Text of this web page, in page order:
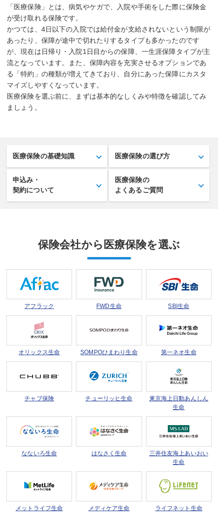
「医療保険」とは、病気やケガで、入院や手術をした際に保険金
が受け取れる保険です。
かつては、4日以下の入院では給付金が支給されないという制限が
あったり、保障が途中で切れたりするタイプも多かったのです
が、現在は日帰り・入院1日目からの保障、一生涯保障タイプが主
流となっています。また、保障内容を充実させるオプションであ
る「特約」の種類が増えてきており、自分にあった保障にカスタ
マイズしやすくなっています。
医療保険を選ぶ前に、まずは基本的なしくみや特徴を確認してみ
ましょう。
医療保険の基礎知識 医療保険の選び方
申込み・
契約について
医療保険の
よくあるご質問
保険会社から医療保険を選ぶ
アフラック FWD生命 SBI生命
オリックス生命 SOMPOひまわり生命 第一ネオ生命
チャブ保険 チューリッヒ生命 東京海上日動あんしん
生命
なないろ生命 はなさく生命 三井住友海上あいおい
生命
メットライフ生命 メディケア生命 ライフネット生命